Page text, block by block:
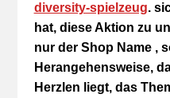
diversity-spielzeug.
hat, diese Aktion zu
nur der Shop Name ,
Herangehensweise,
Herzlen liegt, das